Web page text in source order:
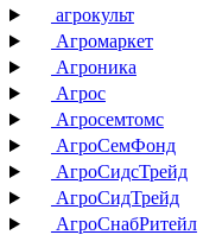
агрокульт
Агромаркет
Агроника
Агрос
Агросемтомс
АгроСемФонд
АгроСидсТрейд
АгроСидТрейд
АгроСнабРитейл